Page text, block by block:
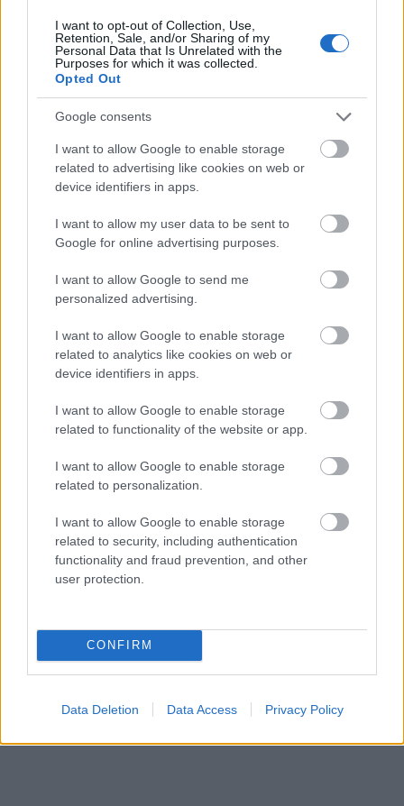
I want to opt-out of Collection, Use,
Retention, Sale, and/or Sharing of my
Personal Data that Is Unrelated with the
Purposes for which it was collected.
Opted Out
Google consents
I want to allow Google to enable storage
related to advertising like cookies on web or
device identifiers in apps.
I want to allow my user data to be sent to
Google for online advertising purposes.
I want to allow Google to send me
personalized advertising.
I want to allow Google to enable storage
related to analytics like cookies on web or
device identifiers in apps.
I want to allow Google to enable storage
related to functionality of the website or app.
I want to allow Google to enable storage
related to personalization.
I want to allow Google to enable storage
related to security, including authentication
functionality and fraud prevention, and other
user protection.
CONFIRM
Data Deletion Data Access Privacy Policy
Megosztás
Küldés
Itt állíthatod be, hogy a Google
keresőben könnyebben megtaláld a
glamour.hu cikkeit